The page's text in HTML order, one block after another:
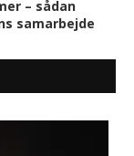
– sådan
samarbejde